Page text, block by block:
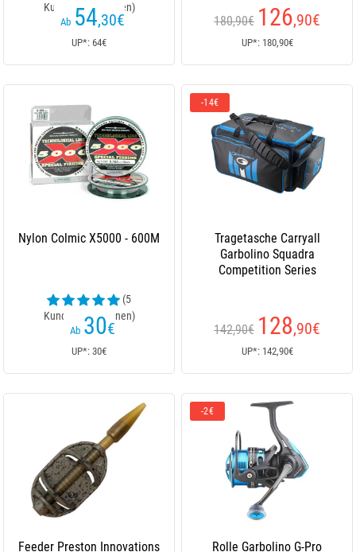
Kundenrezensionen)
Ab 54,30€
UP*: 64€
180,90€ 126,90€
UP*: 180,90€
Nylon Colmic X5000 - 600M
(5
Kundenrezensionen)
Ab 30€
UP*: 30€
-14€
Tragetasche Carryall
Garbolino Squadra
Competition Series
142,90€ 128,90€
UP*: 142,90€
Feeder Preston Innovations
-2€
Rolle Garbolino G-Pro